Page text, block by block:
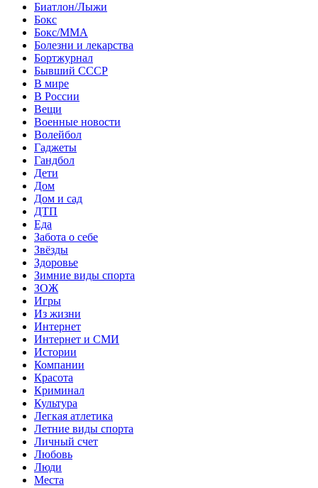
Биатлон/Лыжи
Бокс
Бокс/MMA
Болезни и лекарства
Бортжурнал
Бывший СССР
В мире
В России
Вещи
Военные новости
Волейбол
Гаджеты
Гандбол
Дети
Дом
Дом и сад
ДТП
Еда
Забота о себе
Звёзды
Здоровье
Зимние виды спорта
ЗОЖ
Игры
Из жизни
Интернет
Интернет и СМИ
Истории
Компании
Красота
Криминал
Культура
Легкая атлетика
Летние виды спорта
Личный счет
Любовь
Люди
Места